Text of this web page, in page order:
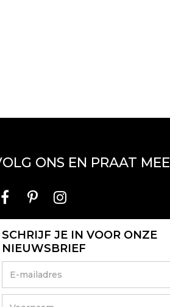
ONS EN PRAAT MEE
SCHRIJF JE IN VOOR ONZE
NIEUWSBRIEF